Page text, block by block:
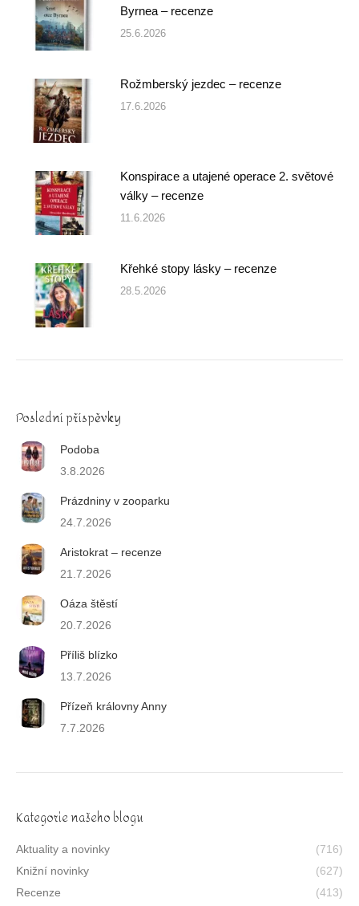
Byrnea – recenze
25.6.2026
Rožmberský jezdec – recenze
17.6.2026
Konspirace a utajené operace 2. světové
války – recenze
11.6.2026
Křehké stopy lásky – recenze
28.5.2026
Poslední příspěvky
Podoba
3.8.2026
Prázdniny v zooparku
24.7.2026
Aristokrat – recenze
21.7.2026
Oáza štěstí
20.7.2026
Příliš blízko
13.7.2026
Přízeň královny Anny
7.7.2026
Kategorie našeho blogu
Aktuality a novinky
(716)
Knižní novinky
(627)
Recenze
(413)